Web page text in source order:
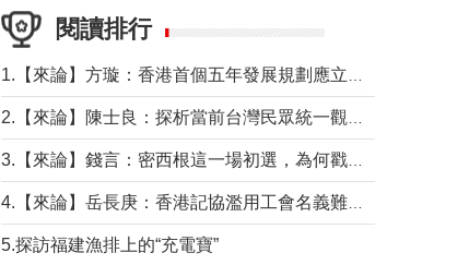
閱讀排行
5.探訪福建漁排上的“充電寶”